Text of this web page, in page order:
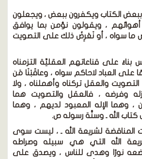
الكتاب ويكفرون ببعض ، ويجعلون
أهوائهم ، ويقولون نؤمن بما يوافق
ما سواه ، أو نَعْرِضُ ذلك على التصويت
بناءً على قناعاتهم العقليِّة التزمناه
على العباد لاحاكم سواه ، وعاقَبْنَا مَن
والعقل تركناه وأهملناه ، ولا
وفرضه ، فالعقل والتصويت هما
، وهما الإله المعبود لديهم ، وهما
كتاب الله ـ وسنَّة رسوله ص.
المناقضة لشريعة الله ـ ، ليست سوى
الله التي هي سبيله وصراطه
نورًا وهدى للناس ، ويصدق على